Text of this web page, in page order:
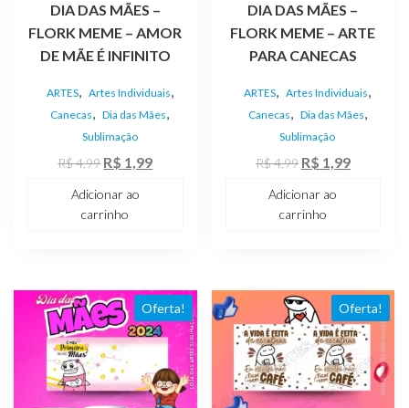
DIA DAS MÃES –
FLORK MEME – AMOR
DE MÃE É INFINITO
ARTES, Artes Individuais,
Canecas, Dia das Mães,
Sublimação
R$4,99 O
original
R$ 1,99O
Adicionar ao
carrinho
DIA DAS MÃES –
FLORK MEME – ARTE
PARA CANECAS
ARTES, Artes Individuais,
Canecas, Dia das Mães,
Sublimação
R$4,99 O
original
R$ 1,99O
Adicionar ao
carrinho
Oferta! Oferta!